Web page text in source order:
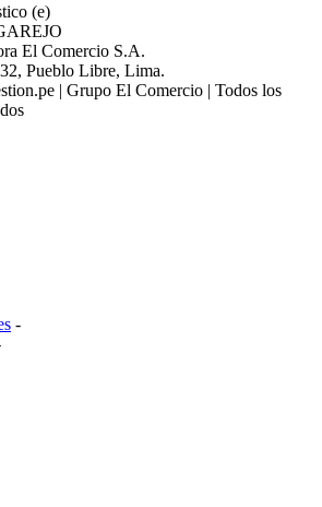
(e)
El Comercio S.A.
Pueblo Libre, Lima.
| Grupo El Comercio | Todos los
-